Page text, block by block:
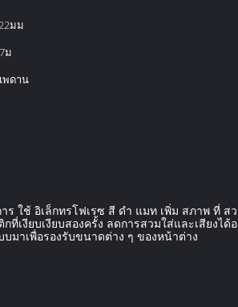
มม
ม
พดาน
ใช้ อิเล็กทรโฟเรซ สี ดํา แมท เพิ่ม สภาพ ที่ ส
งียบเงียบสองครั้ง ลดการสวมใส่และเสียงได้
มาเพื่อรองรับขนาดต่าง ๆ ของหน้าต่าง